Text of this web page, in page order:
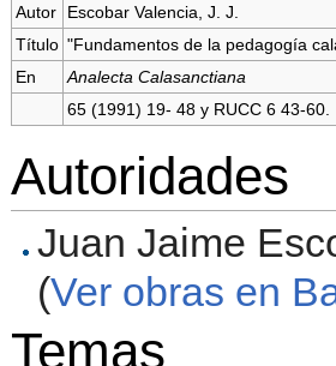
Autor
Escobar Valencia, J. J.
Título "Fundamentos de la pedagogía
En
Analecta Calasanctiana
65 (1991) 19- 48 y RUCC 6 43-60.
Autoridades
Juan Jaime
(Ver obras en
Temas